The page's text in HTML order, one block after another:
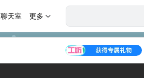
聊天室 更多